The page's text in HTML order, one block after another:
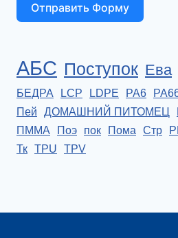
Отправить Форму
АБС Поступок Ева
БЕДРА
LCP LDPE PA6
Пей
ДОМАШНИЙ ПИТОМЕЦ
ПММА
Поэ пок Пома Стр
Тк TPU TPV